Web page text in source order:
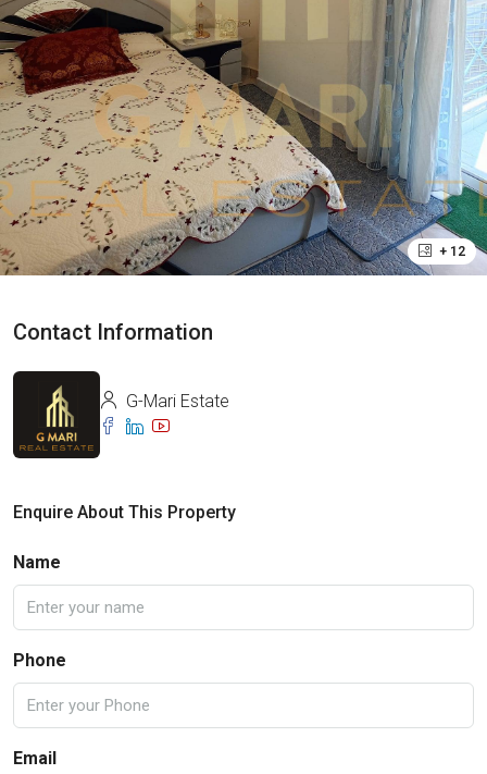
+ 12
Contact Information
G-Mari Estate
Enquire About This Property
Name
Phone
Email